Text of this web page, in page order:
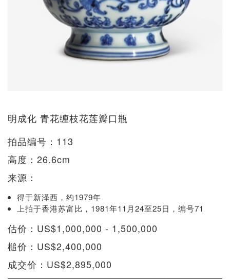
明成化 青花缠枝花莲瓣口瓶
拍品编号：113
高度：26.6cm
来源：
得于新泽西，约1979年
上拍于香港苏富比，1981年11月24至25日，编号71
估价：US$1,000,000 - 1,500,000
槌价：US$2,400,000
成交价：US$2,895,000